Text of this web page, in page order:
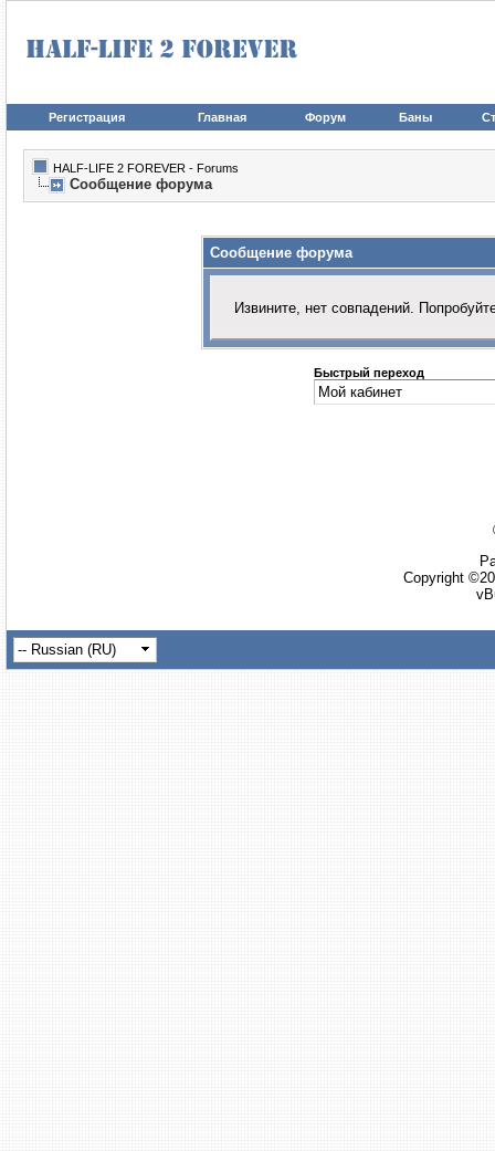
Регистрация Главная Форум Баны
HALF-LIFE 2 FOREVER - Forums
Сообщение форума
Сообщение форума
Извините, нет совпадений.
Быстрый переход
Copyright